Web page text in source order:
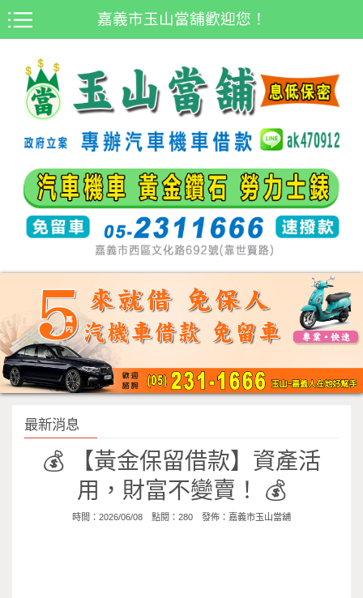
嘉義市玉山當舖歡迎您！
最新消息
💰 【黃金保留借款】資產活
用，財富不變賣！ 💰
時間：2026/06/08 點閱：280 發佈： 嘉義市玉山當舖